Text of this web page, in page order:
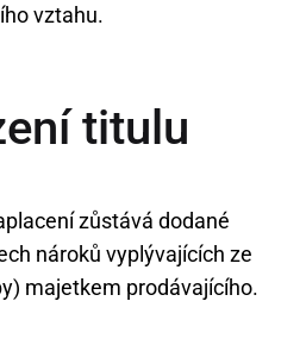
vztahu.
titulu
zůstává dodané
nároků vyplývajících ze
majetkem prodávajícího.